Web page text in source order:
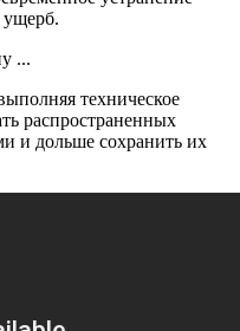
ущерб.
техническое
распространенных
и дольше сохранить их